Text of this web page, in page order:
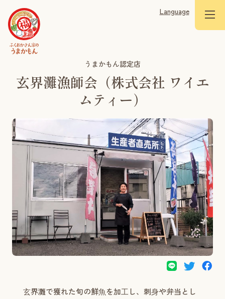
Language
うまかもん認定店
玄界灘漁師会（株式会社 ワイエ
ムティー）
⽞界灘で獲れた旬の鮮⿂を加⼯し、刺⾝や弁当とし